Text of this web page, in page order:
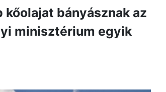
bányásznak az
minisztérium egyik